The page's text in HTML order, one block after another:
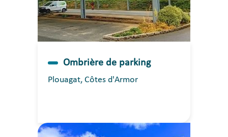
Ombrière de parking
Plouagat, Côtes d'Armor